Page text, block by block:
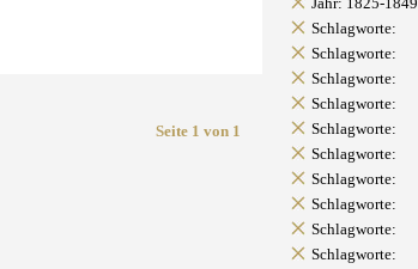
Seite 1 von 1
Schlagworte:
Schlagworte:
Schlagworte:
Schlagworte:
Schlagworte:
Schlagworte:
Schlagworte:
Schlagworte:
Schlagworte:
Schlagworte: